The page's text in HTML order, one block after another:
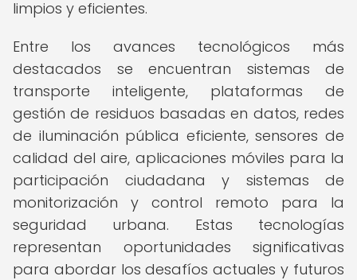
limpios y eficientes.
Entre los avances tecnológicos más
destacados se encuentran sistemas de
transporte inteligente, plataformas de
gestión de residuos basadas en datos, redes
de iluminación pública eficiente, sensores de
calidad del aire, aplicaciones móviles para la
participación ciudadana y sistemas de
monitorización y control remoto para la
seguridad urbana. Estas tecnologías
representan oportunidades significativas
para abordar los desafíos actuales y futuros